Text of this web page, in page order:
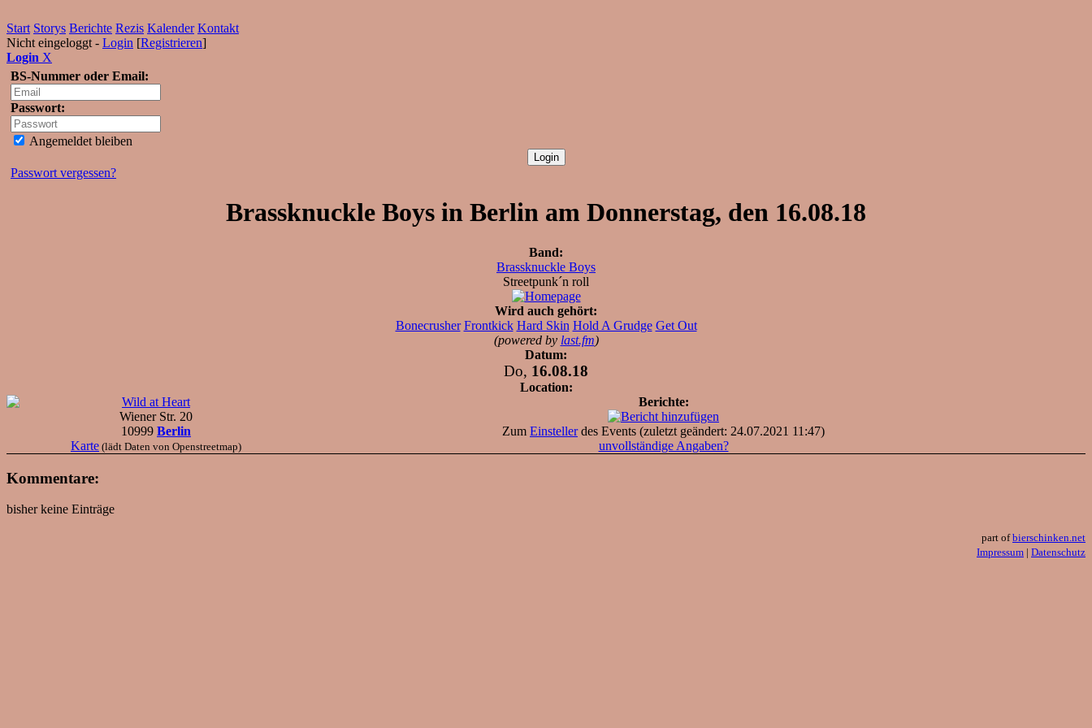
Start Storys Berichte Rezis Kalender Kontakt
Nicht eingeloggt - Login [Registrieren]
Login X
BS-Nummer oder Email:
Passwort:
Angemeldet bleiben
Passwort vergessen?
Brassknuckle Boys in Berlin am Donnerstag, den 16.08.18
Band:
Brassknuckle Boys
Streetpunk´n roll
Wird auch gehört:
Bonecrusher Frontkick Hard Skin Hold A Grudge Get Out
(powered by last.fm)
Datum:
Do, 16.08.18
Location:
Wild at Heart
Wiener Str. 20
10999 Berlin
Karte (lädt Daten von Openstreetmap)
Berichte:
Zum Einstellerdes Events (zuletzt geändert: 24.07.2021 11:47)
unvollständige Angaben?
Kommentare:
bisher keine Einträge
part ofbierschinken.net
Impressum | Datenschutz